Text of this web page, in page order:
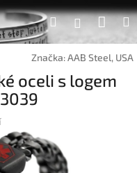
Hledat
Značka:AAB Steel, USA
oceli s logem